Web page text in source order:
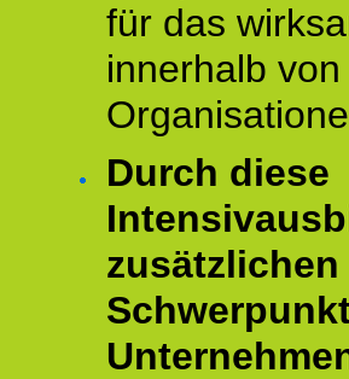
für das
innerhalb
Durch diese
zusätzlichen